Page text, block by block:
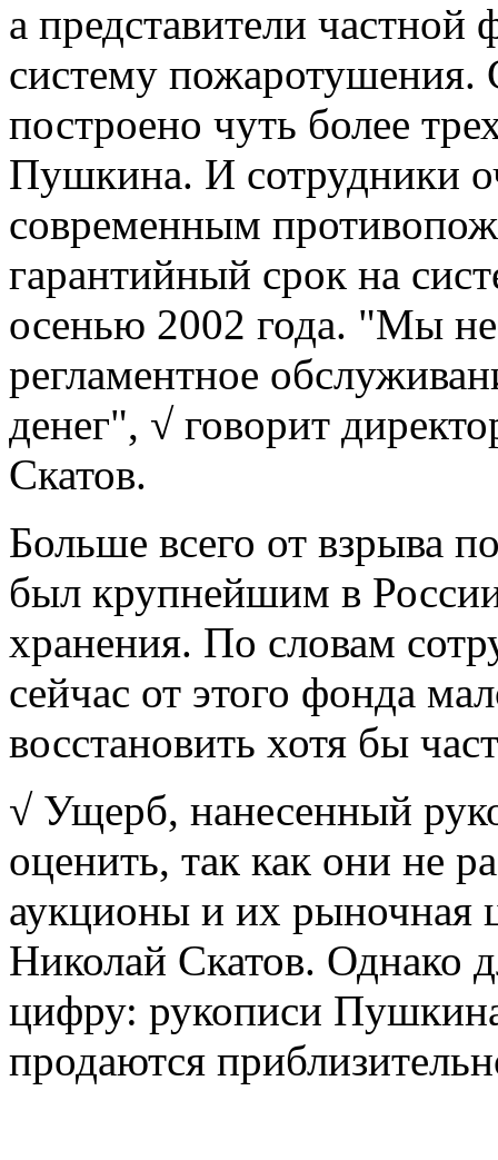
а представители
систему
построено чуть более
Пушкина. И сотрудники
современным
гарантийный срок на
осенью 2002 года. "Мы
регламентное
денег", √ говорит
Скатов.
Больше всего от взрыва
был крупнейшим в
хранения. По словам
сейчас от этого фонда
восстановить хотя бы
√ Ущерб, нанесенный
оценить, так как они не
аукционы и их рыночная
Николай Скатов. Однако
цифру: рукописи
продаются